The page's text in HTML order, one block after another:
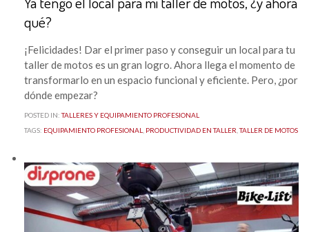
qué?
¡Felicidades! Dar el primer paso y conseguir un local para tu
taller de motos es un gran logro. Ahora llega el momento de
transformarlo en un espacio funcional y eficiente. Pero, ¿por
dónde empezar?
POSTED IN:TALLERES Y EQUIPAMIENTO PROFESIONAL
TAGS: EQUIPAMIENTO PROFESIONAL, PRODUCTIVIDAD EN TALLER,TALLER DE MOTOS